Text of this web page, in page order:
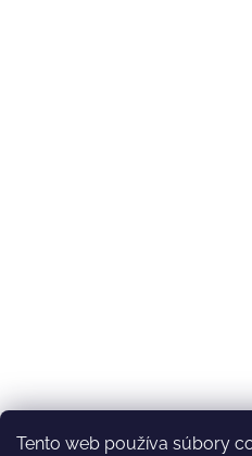
Tento web používa súbory